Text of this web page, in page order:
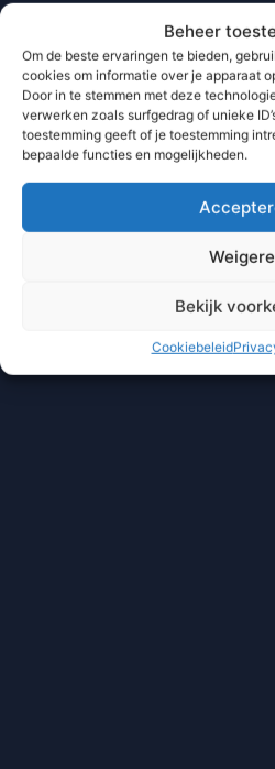
Beheer
Om de beste ervaringen te bieden,
cookies om informatie over je apparaat
Door in te stemmen met deze
verwerken zoals surfgedrag of unieke
toestemming geeft of je toestemming
bepaalde functies en mogelijkheden.
Bekijk
Cookiebeleid